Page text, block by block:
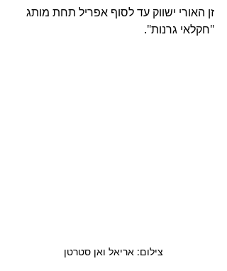
זן האורי ישווק עד לסוף אפריל תחת מותג
"חקלאי גרנות".
צילום: אריאל ואן סטרטן